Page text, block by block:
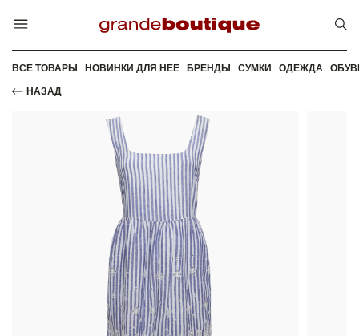
ВСЕ ТОВАРЫ НОВИНКИ ДЛЯ НЕЕ БРЕНДЫ СУМКИ ОДЕЖДА
НАЗАД